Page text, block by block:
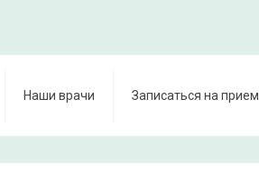
Наши врачи Записаться на прием